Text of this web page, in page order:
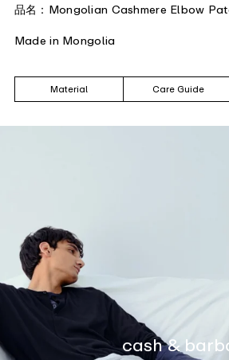
品名：Mongolian Cashmere Elbow
Made in Mongolia
Material Care Guide
cash &